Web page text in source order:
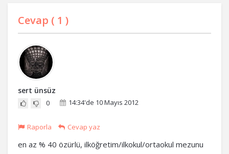
Cevap ( 1 )
sert ünsüz
0 14:34'de 10 Mayıs 2012
Raporla Cevap yaz
en az % 40 özürlü, ilköğretim/ilkokul/ortaokul mezunu